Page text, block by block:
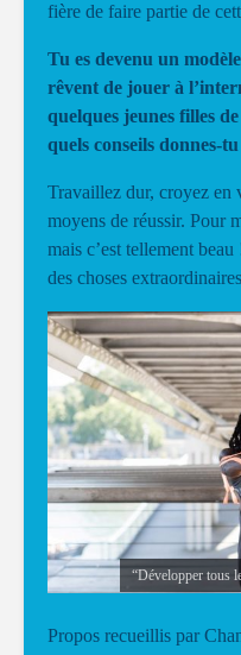
fière de faire partie de
Tu es devenu un
rêvent de jouer à
quelques jeunes filles
quels conseils donnes-
Travaillez dur, croyez en
moyens de réussir. Pour
mais c’est tellement
des choses
“Développer tous
Propos recueillis par